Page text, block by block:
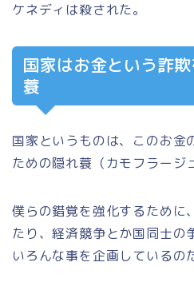
ケネディは殺された。
国家はお金という詐
蓑
国家というものは、このお金
ための隠れ蓑（カモフラージ
僕らの錯覚を強化するために
たり、経済競争とか国同士の
いろんな事を企画しているの